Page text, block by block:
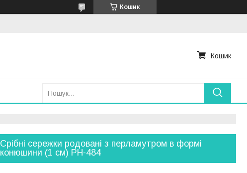
Кошик
Кошик
Срібні сережки родовані з перламутром в формі
конюшини (1 см) РН-484